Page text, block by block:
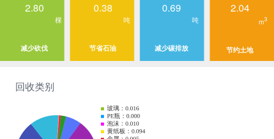
2.80
棵
减少砍伐
0.38
吨
节省石油
0.69
吨
减少碳排放
2.04
m3
节约土地
回收类别